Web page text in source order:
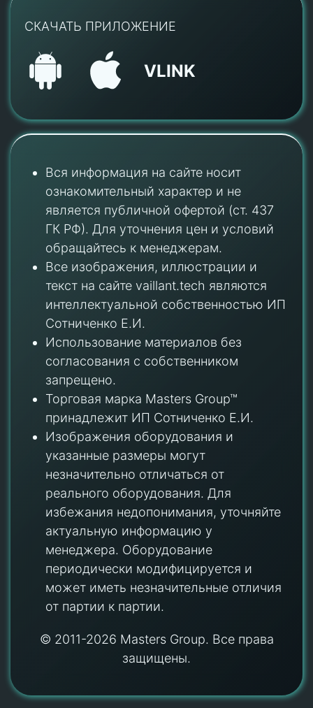
СКАЧАТЬ ПРИЛОЖЕНИЕ
VLINK
Вся информация на сайте носит
ознакомительный характер и не
является публичной офертой (ст. 437
ГК РФ). Для уточнения цен и условий
обращайтесь к менеджерам.
Все изображения, иллюстрации и
текст на сайте vaillant.tech являются
интеллектуальной собственностью ИП
Сотниченко Е.И.
Использование материалов без
согласования с собственником
запрещено.
Торговая марка Masters Group™
принадлежит ИП Сотниченко Е.И.
Изображения оборудования и
указанные размеры могут
незначительно отличаться от
реального оборудования. Для
избежания недопонимания, уточняйте
актуальную информацию у
менеджера. Оборудование
периодически модифицируется и
может иметь незначительные отличия
от партии к партии.
© 2011-2026 Masters Group. Все права
защищены.